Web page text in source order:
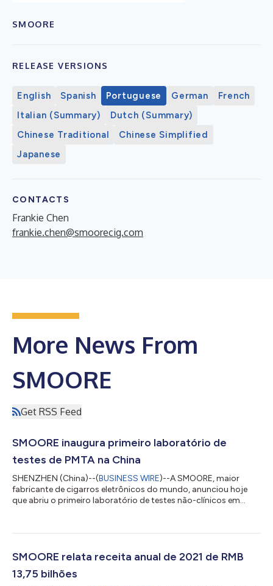
SMOORE
RELEASE VERSIONS
English Spanish Portuguese German
French
Italian (Summary)
Dutch (Summary)
Chinese Traditional
Chinese Simplified
Japanese
CONTACTS
Frankie Chen
frankie.chen@smoorecig.com
More News From
SMOORE
Get RSS Feed
SMOORE inaugura primeiro laboratório de
testes de PMTA na China
SHENZHEN (China)--(BUSINESS WIRE)--A SMOORE, maior
fabricante de cigarros eletrônicos do mundo, anunciou hoje
que abriu o primeiro laboratório de testes não-clínicos em
venda de produtos de tabaco”. Uma PMTA é um pedido que
e Medicamentos (FDA) dos Estados Unidos antes que um novo
SMOORE relata receita anual de 2021 de RMB
13,75 bilhões